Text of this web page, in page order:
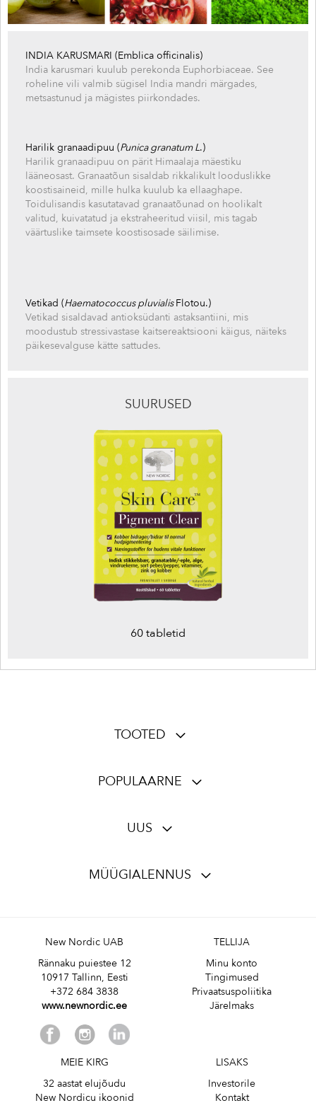
INDIA KARUSMARI (Emblica officinalis)
India karusmari kuulub perekonda Euphorbiaceae. See
roheline vili valmib sügisel India mandri märgades,
metsastunud ja mägistes piirkondades.
Harilik granaadipuu (Punica granatum L.)
Harilik granaadipuu on pärit Himaalaja mäestiku
lääneosast. Granaatõun sisaldab rikkalikult looduslikke
koostisaineid, mille hulka kuulub ka ellaaghape.
Toidulisandis kasutatavad granaatõunad on hoolikalt
valitud, kuivatatud ja ekstraheeritud viisil, mis tagab
väärtuslike taimsete koostisosade säilimise.
Vetikad (Haematococcus pluvialisFlotou.)
Vetikad sisaldavad antioksüdanti astaksantiini, mis
moodustub stressivastase kaitsereaktsiooni käigus, näiteks
päikesevalguse kätte sattudes.
SUURUSED
60 tabletid
TOOTED
POPULAARNE
UUS
MÜÜGIALENNUS
New Nordic UAB
Rännaku puiestee 12
10917 Tallinn, Eesti
+372 684 3838
www.newnordic.ee
TELLIJA
Minu konto
Tingimused
Privaatsuspoliitika
Järelmaks
MEIE KIRG
32 aastat elujõudu
New Nordicu ikoonid
LISAKS
Investorile
Kontakt